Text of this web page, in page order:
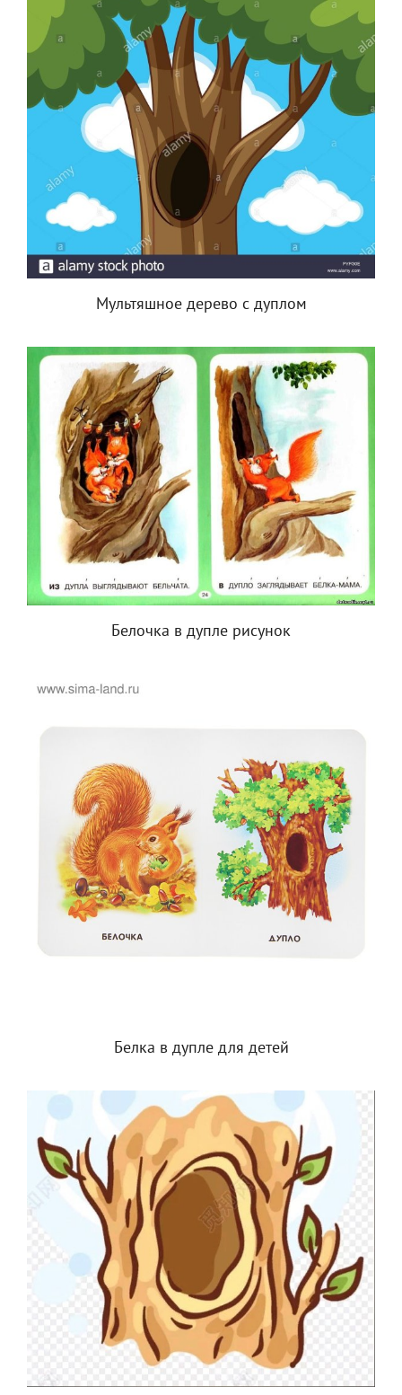
Мультяшное дерево с дуплом
Белочка в дупле рисунок
Белка в дупле для детей